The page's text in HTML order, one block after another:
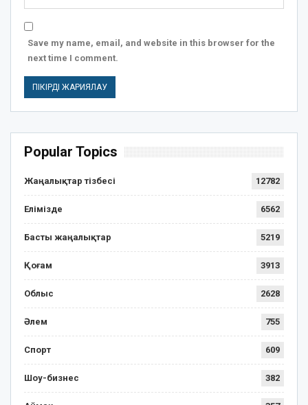
Save my name, email, and website in this browser for the
next time I comment.
Popular Topics
Жаңалықтар тізбесі 12782
Елімізде 6562
Басты жаңалықтар 5219
Қоғам 3913
Облыс 2628
Әлем 755
Спорт 609
Шоу-бизнес 382